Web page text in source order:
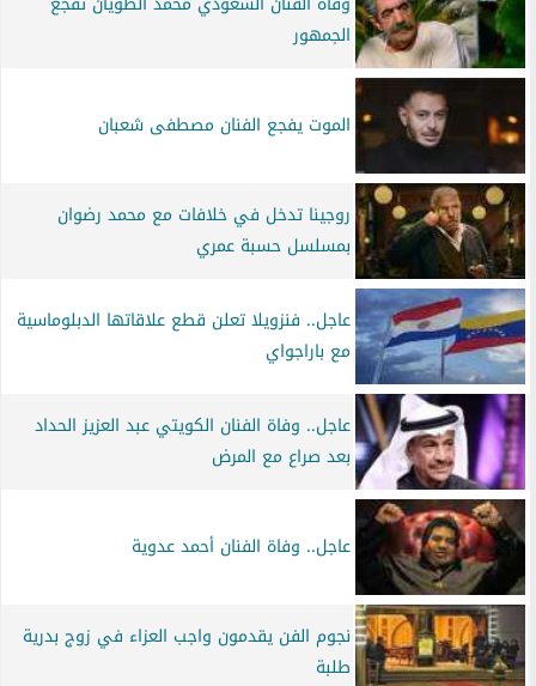
الجمهور
الموت يفجع الفنان مصطفى شعبان
روجينا تدخل في خلافات مع محمد رضوان
بمسلسل حسبة عمري
عاجل.. فنزويلا تعلن قطع علاقاتها الدبلوماسية
مع باراجواي
عاجل.. وفاة الفنان الكويتي عبد العزيز الحداد
بعد صراع مع المرض
عاجل.. وفاة الفنان أحمد عدوية
نجوم الفن يقدمون واجب العزاء في زوج بدرية
طلبة